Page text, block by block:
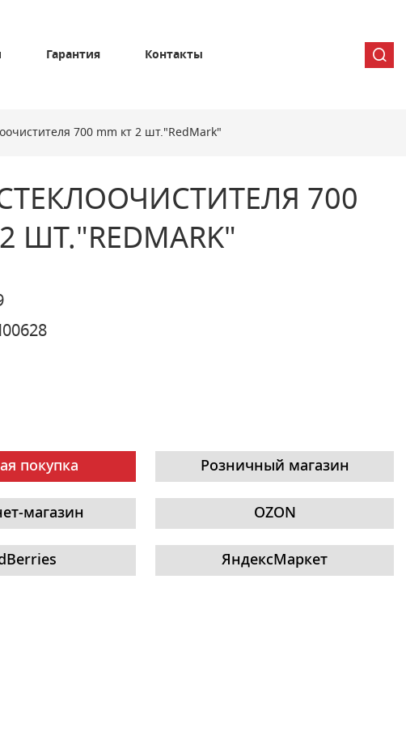
Гарантия Контакты
700 mm кт 2 шт."RedMark"
700
ШТ."REDMARK"
покупка Розничный магазин
магазин OZON
ЯндексМаркет